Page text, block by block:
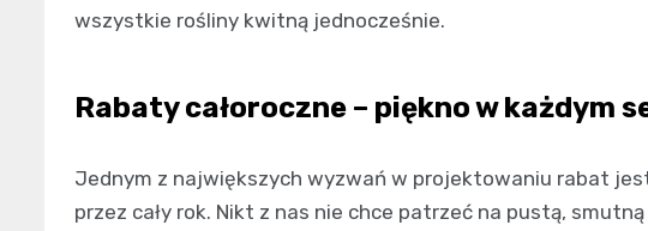
wszystkie rośliny kwitną jednocześnie.
Rabaty całoroczne – piękno w każdym
Jednym z największych wyzwań w projektowaniu rabat
przez cały rok. Nikt z nas nie chce patrzeć na pustą,